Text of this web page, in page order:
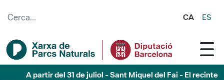
CA ES
A partir del 31 de juliol - Sant Miquel del Fai - El recinte